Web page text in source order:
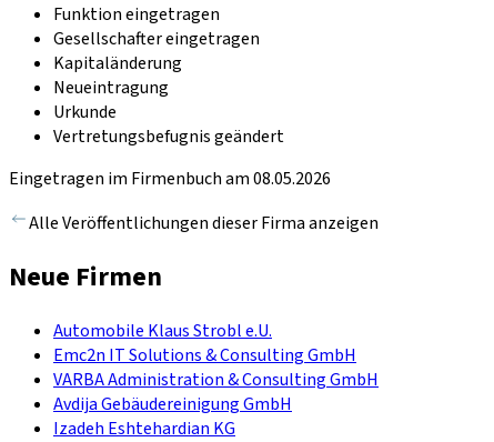
Funktion eingetragen
Gesellschafter eingetragen
Kapitaländerung
Neueintragung
Urkunde
Vertretungsbefugnis geändert
Eingetragen im Firmenbuch am 08.05.2026
Alle Veröffentlichungen dieser Firma anzeigen
Neue Firmen
Automobile Klaus Strobl e.U.
Emc2n IT Solutions & Consulting GmbH
VARBA Administration & Consulting GmbH
Avdija Gebäudereinigung GmbH
Izadeh Eshtehardian KG